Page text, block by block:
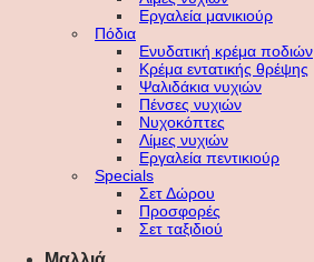
Εργαλεία μανικιούρ
Πόδια
Ενυδατική κρέμα ποδιών
Κρέμα εντατικής θρέψης
Ψαλιδάκια νυχιών
Πένσες νυχιών
Νυχοκόπτες
Λίμες νυχιών
Εργαλεία πεντικιούρ
Specials
Σετ Δώρου
Προσφορές
Σετ ταξιδιού